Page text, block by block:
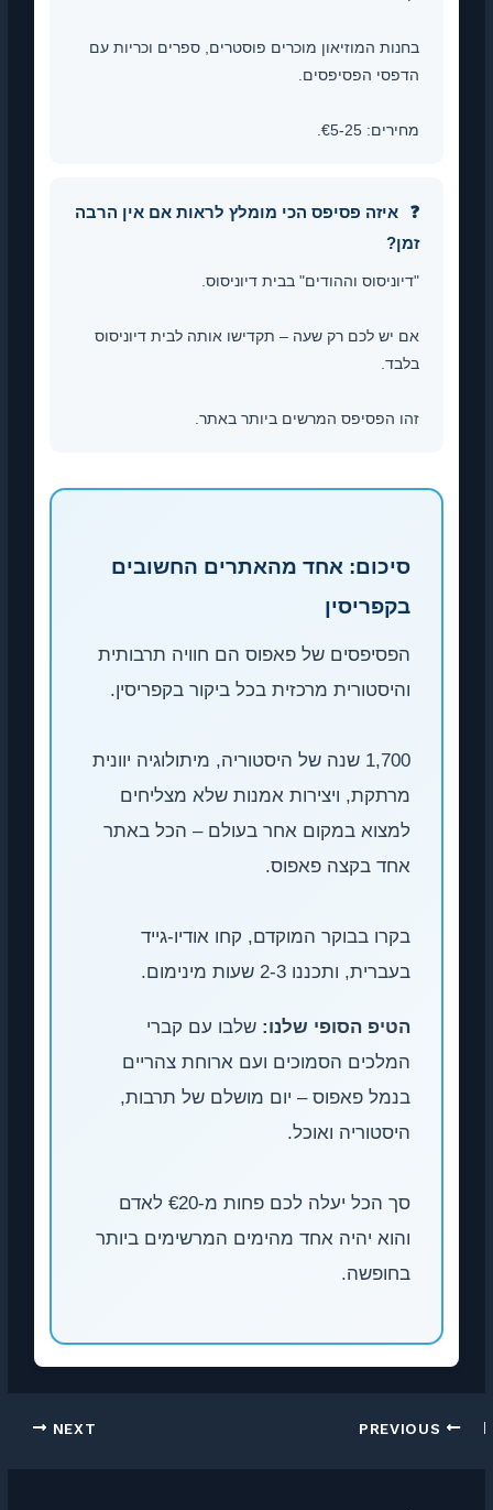
בחנות המוזיאון מוכרים פוסטרים, ספרים וכריות עם
הדפסי הפסיפסים.
מחירים: €5-25.
איזה פסיפס הכי מומלץ לראות אם אין הרבה
זמן?
"דיוניסוס וההודים" בבית דיוניסוס.
אם יש לכם רק שעה – תקדישו אותה לבית דיוניסוס
בלבד.
זהו הפסיפס המרשים ביותר באתר.
סיכום: אחד מהאתרים החשובים
בקפריסין
הפסיפסים של פאפוס הם חוויה תרבותית
והיסטורית מרכזית בכל ביקור בקפריסין.
1,700 שנה של היסטוריה, מיתולוגיה יוונית
מרתקת, ויצירות אמנות שלא מצליחים
למצוא במקום אחר בעולם – הכל באתר
אחד בקצה פאפוס.
בקרו בבוקר המוקדם, קחו אודיו-גייד
בעברית, ותכננו 2-3 שעות מינימום.
הטיפ הסופי שלנו:שלבו עם קברי
המלכים הסמוכים ועם ארוחת צהריים
בנמל פאפוס – יום מושלם של תרבות,
היסטוריה ואוכל.
סך הכל יעלה לכם פחות מ-€20 לאדם
והוא יהיה אחד מהימים המרשימים ביותר
בחופשה.
NEXT